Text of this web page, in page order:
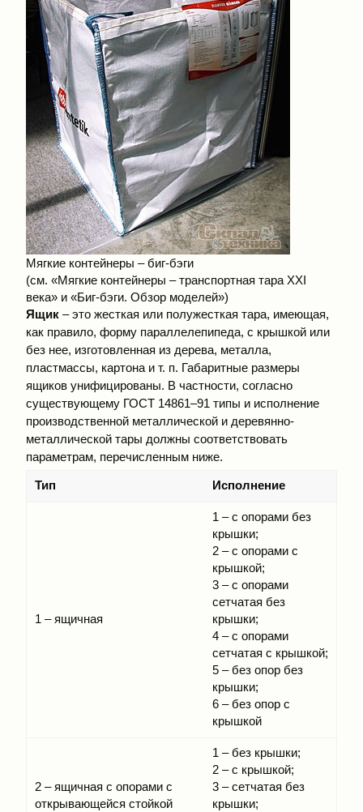
Мягкие контейнеры – биг-бэги
(см. «Мягкие контейнеры – транспортная тара XXI
века» и «Биг-бэги. Обзор моделей»)
Ящик – это жесткая или полужесткая тара, имеющая,
как правило, форму параллелепипеда, с крышкой или
без нее, изготовленная из дерева, металла,
пластмассы, картона и т. п. Габаритные размеры
ящиков унифицированы. В частности, согласно
существующему ГОСТ 14861–91 типы и исполнение
производственной металлической и деревянно-
металлической тары должны соответствовать
параметрам, перечисленным ниже.
Тип Исполнение
1 – ящичная
1 – с опорами без
крышки;
2 – с опорами с
крышкой;
3 – с опорами
сетчатая без
крышки;
4 – с опорами
сетчатая с крышкой;
5 – без опор без
крышки;
6 – без опор с
крышкой
2 – ящичная с опорами с
открывающейся стойкой
1 – без крышки;
2 – с крышкой;
3 – сетчатая без
крышки;